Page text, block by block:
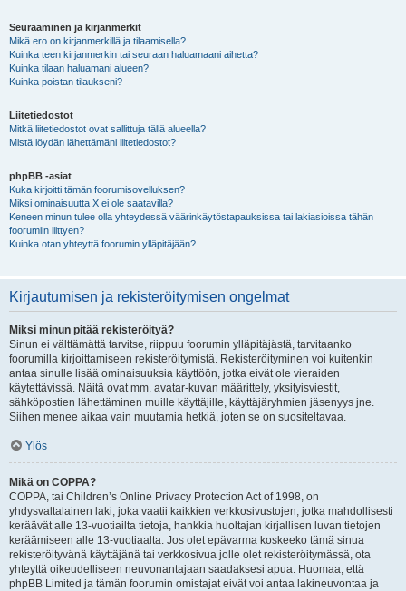
Seuraaminen ja kirjanmerkit
Mikä ero on kirjanmerkillä ja tilaamisella?
Kuinka teen kirjanmerkin tai seuraan haluamaani aihetta?
Kuinka tilaan haluamani alueen?
Kuinka poistan tilaukseni?
Liitetiedostot
Mitkä liitetiedostot ovat sallittuja tällä alueella?
Mistä löydän lähettämäni liitetiedostot?
phpBB -asiat
Kuka kirjoitti tämän foorumisovelluksen?
Miksi ominaisuutta X ei ole saatavilla?
Keneen minun tulee olla yhteydessä väärinkäytöstapauksissa tai lakiasioissa tähän
foorumiin liittyen?
Kuinka otan yhteyttä foorumin ylläpitäjään?
Kirjautumisen ja rekisteröitymisen ongelmat
Miksi minun pitää rekisteröityä?
Sinun ei välttämättä tarvitse, riippuu foorumin ylläpitäjästä, tarvitaanko
foorumilla kirjoittamiseen rekisteröitymistä. Rekisteröityminen voi kuitenkin
antaa sinulle lisää ominaisuuksia käyttöön, jotka eivät ole vieraiden
käytettävissä. Näitä ovat mm. avatar-kuvan määrittely, yksityisviestit,
sähköpostien lähettäminen muille käyttäjille, käyttäjäryhmien jäsenyys jne.
Siihen menee aikaa vain muutamia hetkiä, joten se on suositeltavaa.
Ylös
Mikä on COPPA?
COPPA, tai Children’s Online Privacy Protection Act of 1998, on
yhdysvaltalainen laki, joka vaatii kaikkien verkkosivustojen, jotka mahdollisesti
keräävät alle 13-vuotiailta tietoja, hankkia huoltajan kirjallisen luvan tietojen
keräämiseen alle 13-vuotiaalta. Jos olet epävarma koskeeko tämä sinua
rekisteröityvänä käyttäjänä tai verkkosivua jolle olet rekisteröitymässä, ota
yhteyttä oikeudelliseen neuvonantajaan saadaksesi apua. Huomaa, että
phpBB Limited ja tämän foorumin omistajat eivät voi antaa lakineuvontaa ja